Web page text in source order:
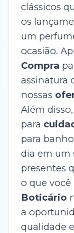
clássicos
os
um
ocasião.
Compra
assinatura
nossas
Além
para
para
dia em um
presentes
o que você
Boticário
a
qualidade